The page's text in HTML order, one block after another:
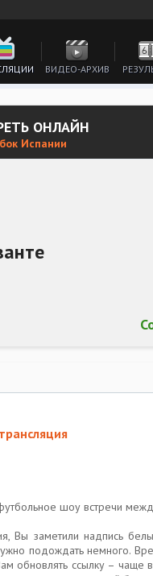
ВИДЕО-АРХИВ
ОНЛАЙН
Испании
шоу встречи
Вы заметили надпись
подождать немного.
обновлять ссылку –